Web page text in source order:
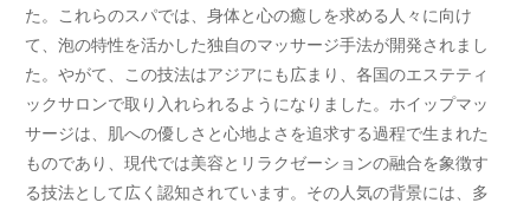
た。これらのスパでは、身体と心の癒しを求める人々に向け
て、泡の特性を活かした独自のマッサージ手法が開発されまし
た。やがて、この技法はアジアにも広まり、各国のエステティ
ックサロンで取り入れられるようになりました。ホイップマッ
サージは、肌への優しさと心地よさを追求する過程で生まれた
ものであり、現代では美容とリラクゼーションの融合を象徴す
る技法として広く認知されています。その人気の背景には、多